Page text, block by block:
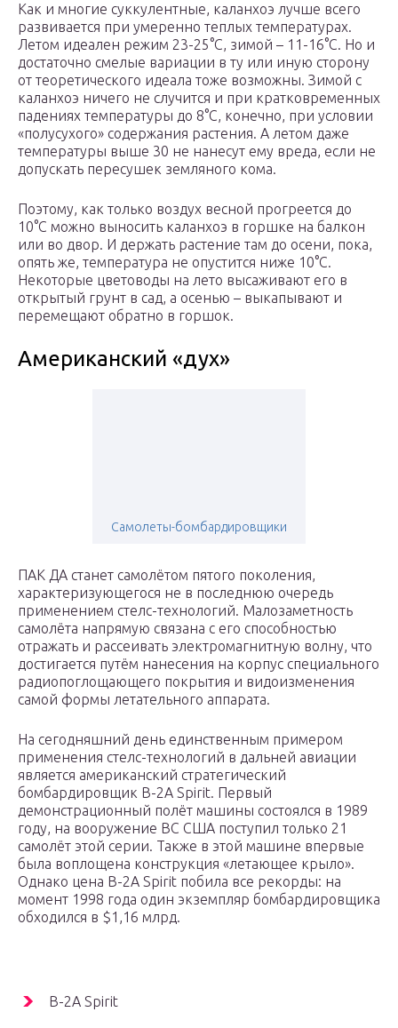
Как и многие суккулентные, каланхоэ лучше всего
развивается при умеренно теплых температурах.
Летом идеален режим 23-25°C, зимой – 11-16°C. Но и
достаточно смелые вариации в ту или иную сторону
от теоретического идеала тоже возможны. Зимой с
каланхоэ ничего не случится и при кратковременных
падениях температуры до 8°C, конечно, при условии
«полусухого» содержания растения. А летом даже
температуры выше 30 не нанесут ему вреда, если не
допускать пересушек земляного кома.
Поэтому, как только воздух весной прогреется до
10°C можно выносить каланхоэ в горшке на балкон
или во двор. И держать растение там до осени, пока,
опять же, температура не опустится ниже 10°C.
Некоторые цветоводы на лето высаживают его в
открытый грунт в сад, а осенью – выкапывают и
перемещают обратно в горшок.
Американский «дух»
Самолеты-бомбардировщики
ПАК ДА станет самолётом пятого поколения,
характеризующегося не в последнюю очередь
применением стелс-технологий. Малозаметность
самолёта напрямую связана с его способностью
отражать и рассеивать электромагнитную волну, что
достигается путём нанесения на корпус специального
радиопоглощающего покрытия и видоизменения
самой формы летательного аппарата.
На сегодняшний день единственным примером
применения стелс-технологий в дальней авиации
является американский стратегический
бомбардировщик В-2А Spirit. Первый
демонстрационный полёт машины состоялся в 1989
году, на вооружение ВС США поступил только 21
самолёт этой серии. Также в этой машине впервые
была воплощена конструкция «летающее крыло».
Однако цена В-2А Spirit побила все рекорды: на
момент 1998 года один экземпляр бомбардировщика
обходился в $1,16 млрд.
B-2A Spirit